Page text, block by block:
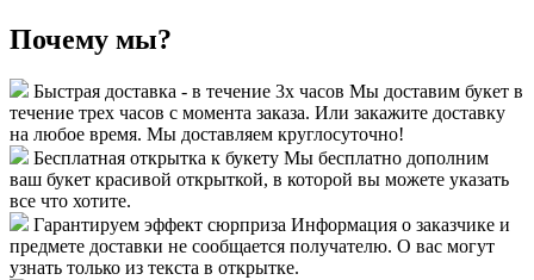
Почему мы?
Быстрая доставка - в течение 3х часов Мы доставим букет в
течение трех часов с момента заказа. Или закажите доставку
на любое время. Мы доставляем круглосуточно!
Бесплатная открытка к букету Мы бесплатно дополним
ваш букет красивой открыткой, в которой вы можете указать
все что хотите.
Гарантируем эффект сюрприза Информация о заказчике и
предмете доставки не сообщается получателю. О вас могут
узнать только из текста в открытке.